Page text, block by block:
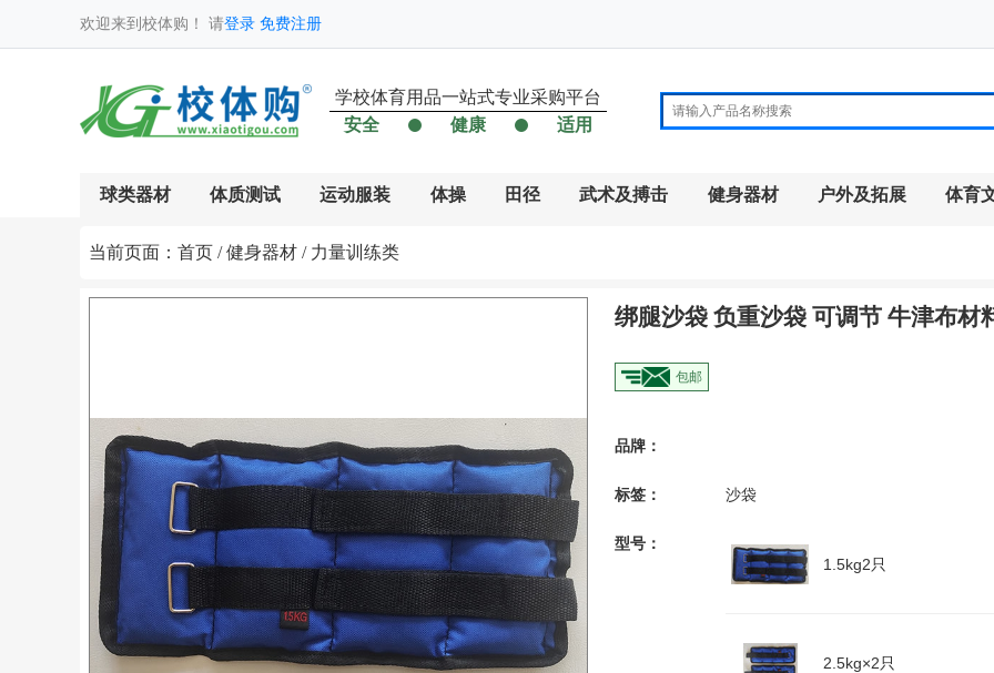
欢迎来到校体购！ 请登录 免费注册
学校体育用品一站式专业采购平台
安全 健康 适用
球类器材 体质测试 运动服装 体操 田径 武术及搏击 健身器材 户外及拓展 体育
当前页面： 首页 /健身器材 / 力量训练类
绑腿沙袋 负重沙袋 可调节 牛津布材
品牌：
标签： 沙袋
型号：
1.5kg2只
2.5kg×2只